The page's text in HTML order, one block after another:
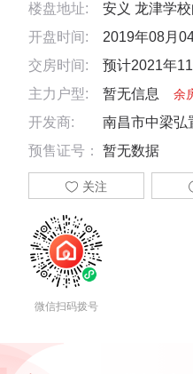
楼盘地址:
开盘时间:
2019年08月
交房时间:
预计2021年
主力户型:
暂无信息 余
开发商:
南昌市中梁弘
预售证号：
暂无数据
 关注
微信扫码拨号